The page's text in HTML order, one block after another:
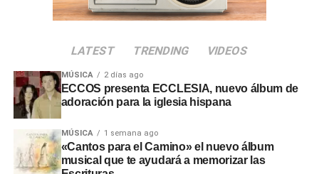
Informe de Visita de Control N° 017-2026-OCI/0446-
no aprobó el presupuesto para las
intervenciones en los sectores de Chamos del Pino y La
Rinconada, a pesar de disponer de recursos económicos
institucionales.
Adicionalmente, en el sector
laboró sin la autorización de laAutoridad Administrativa
del Agua. En Santo Domingo y El Conde, las labores
LATEST TRENDING VIDEOS
MÚSICA 2 días ago
ECCOS presenta ECCLESIA, nuevo álbum de
adoración para la iglesia hispana
MÚSICA 1 semana ago
«Cantos para el Camino» el nuevo álbum
musical que te ayudará a memorizar las